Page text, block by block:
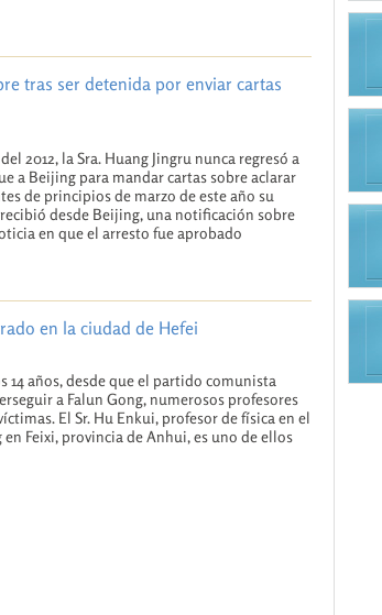
tras ser detenida por enviar cartas
2012, la Sra. Huang Jingru nunca regresó a
a Beijing para mandar cartas sobre aclarar
de principios de marzo de este año su
desde Beijing, una notificación sobre
en que el arresto fue aprobado
en la ciudad de Hefei
14 años, desde que el partido comunista
a Falun Gong, numerosos profesores
El Sr. Hu Enkui, profesor de física en el
Feixi, provincia de Anhui, es uno de ellos